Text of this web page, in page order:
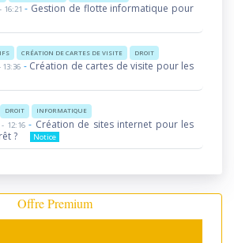
16:21 - Gestion de flotte informatique pour
CRÉATION DE CARTES DE VISITE DROIT
- Création de cartes de visite pour les
DROIT INFORMATIQUE
12:16- Création de sites internet pour les
?
Notice
Offre Premium